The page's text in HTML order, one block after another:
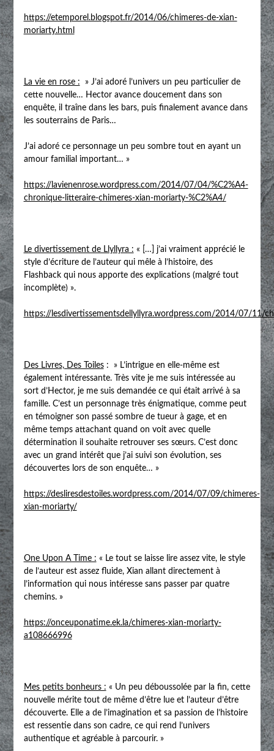
https://etemporel.blogspot.fr/2014/06/chimeres-de-xian-
moriarty.html
La vie en rose : » J’ai adoré l’univers un peu particulier de
cette nouvelle… Hector avance doucement dans son
enquête, il traîne dans les bars, puis finalement avance dans
les souterrains de Paris…
J’ai adoré ce personnage un peu sombre tout en ayant un
amour familial important… »
https://lavienenrose.wordpress.com/2014/07/04/%C2%A4-
chronique-litteraire-chimeres-xian-moriarty-%C2%A4/
Le divertissement de Llyllyra : « […] j’ai vraiment apprécié le
style d’écriture de l’auteur qui mêle à l’histoire, des
Flashback qui nous apporte des explications (malgré tout
incomplète) ».
https://lesdivertissementsdellyllyra.wordpress.com/2014/07/11/
Des Livres, Des Toiles: » L’intrigue en elle-même est
également intéressante. Très vite je me suis intéressée au
sort d’Hector, je me suis demandée ce qui était arrivé à sa
famille. C’est un personnage très énigmatique, comme peut
en témoigner son passé sombre de tueur à gage, et en
même temps attachant quand on voit avec quelle
détermination il souhaite retrouver ses sœurs. C’est donc
avec un grand intérêt que j’ai suivi son évolution, ses
découvertes lors de son enquête… »
https://desliresdestoiles.wordpress.com/2014/07/09/chimeres-
xian-moriarty/
One Upon A Time : « Le tout se laisse lire assez vite, le style
de l’auteur est assez fluide, Xian allant directement à
l’information qui nous intéresse sans passer par quatre
chemins. »
https://onceuponatime.ek.la/chimeres-xian-moriarty-
a108666996
Mes petits bonheurs : « Un peu déboussolée par la fin, cette
nouvelle mérite tout de même d’être lue et l’auteur d’être
découverte. Elle a de l’imagination et sa passion de l’histoire
est ressentie dans son cadre, ce qui rend l’univers
authentique et agréable à parcourir. »